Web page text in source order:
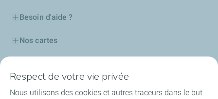
Besoin d'aide ?
Nos cartes
Respect de votre vie privée
Nous utilisons des cookies et autres traceurs dans le but